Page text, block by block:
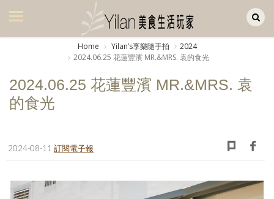
美食集
廚房集
旅遊集
書房集
Home Yilanʼs享樂隨手拍
2024
2024.06.25 花蓮豐濱 MR.&MRS. 袁的食光
2024.06.25 花蓮豐濱 MR.&MRS. 袁
的食光
2024-08-11 訂閱電子報